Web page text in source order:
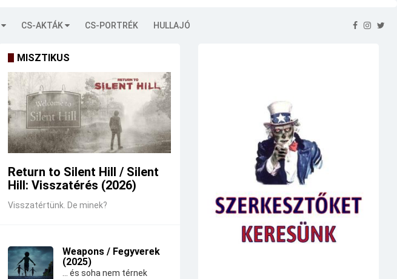
CS-AKTÁK CS-PORTRÉK HULLAJÓ
MISZTIKUS
Return to Silent Hill / Silent
Hill: Visszatérés (2026)
Visszatértünk. De minek?
Weapons / Fegyverek
(2025)
... és soha nem térnek